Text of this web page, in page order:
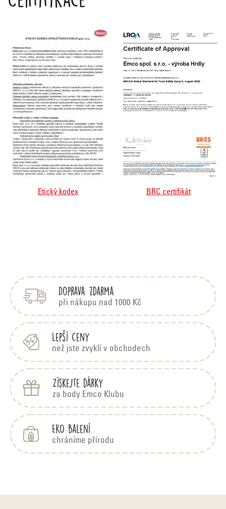
Etický kodex BRC certifikát
Doprava zdarma
při nákupu nad 1000 Kč
Lepší ceny
než jste zvyklí v obchodech
Získejte dárky
za body Emco Klubu
EKO balení
chráníme přírodu